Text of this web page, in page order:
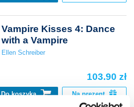
Vampire Kisses 4: Dance
with a Vampire
Ellen Schreiber
103.90 zł
Do koszyka Na prezent